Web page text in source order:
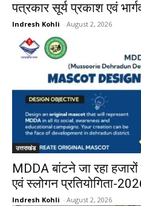
पत्रकार सूर्य प्रकाश एवं
Indresh Kohli - August 2, 2026
उत्तराखंड
MDDA बांटने जा रहा
एवं स्लोगन प्रतियोगिता-
Indresh Kohli - August 2, 2026